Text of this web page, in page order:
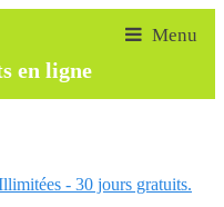
en ligne
- 30 jours gratuits.